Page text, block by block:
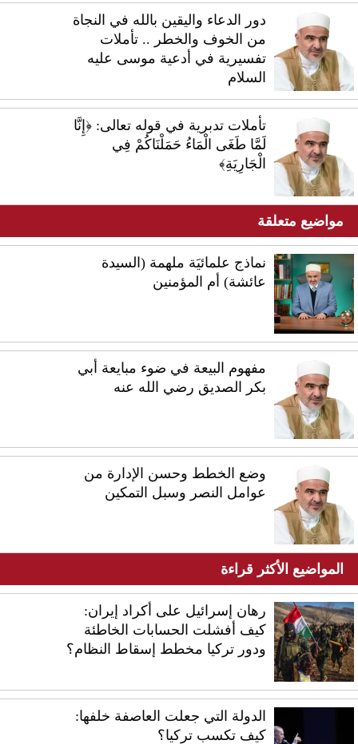
دور الدعاء واليقين بالله في النجاة
من الخوف والخطر .. تأملات
تفسيرية في أدعية موسى عليه
السلام
تأملات تدبرية في قوله تعالى: ﴿إِنَّا
لَمَّا طَغَى الْمَاءُ حَمَلْنَاكُمْ فِي
الْجَارِيَةِ﴾
مواضيع متعلقة
نماذج علمائيَة ملهمة (السيدة
عائشة) أم المؤمنين
مفهوم البيعة في ضوء مبايعة أبي
بكر الصديق رضي الله عنه
وضع الخطط وحسن الإدارة من
عوامل النصر وسبل التمكين
المواضيع الأكثر قراءة
رهان إسرائيل على أكراد إيران:
كيف أفشلت الحسابات الخاطئة
ودور تركيا مخطط إسقاط النظام؟
الدولة التي جعلت العاصفة خلفها:
كيف تكسب تركيا؟